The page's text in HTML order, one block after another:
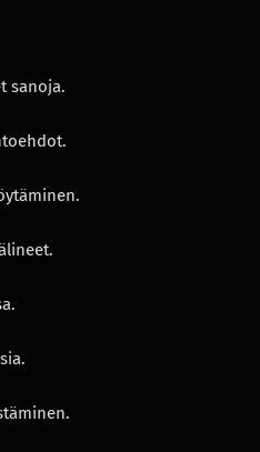
sanoja.